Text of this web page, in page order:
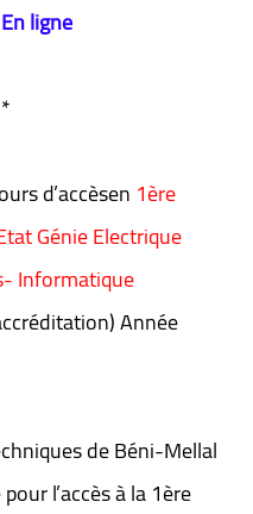
ligne
d’accèsen 1ère
Génie Electrique
Informatique
Année
de Béni-Mellal
l’accès à la 1ère